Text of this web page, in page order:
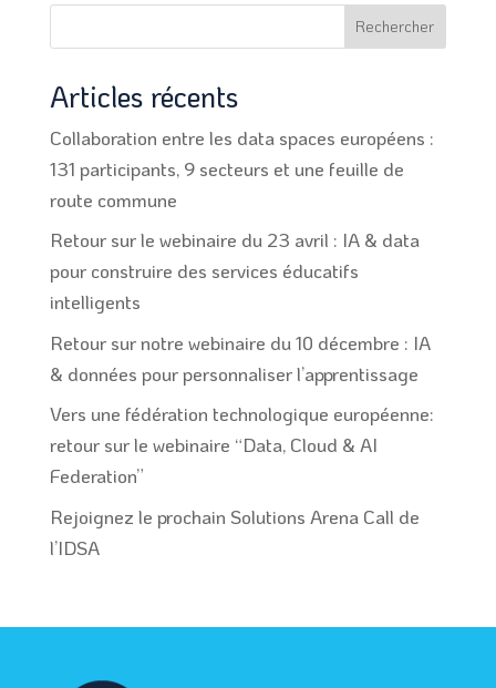
Rechercher
Articles récents
Collaboration entre les data spaces européens :
131 participants, 9 secteurs et une feuille de
route commune
Retour sur le webinaire du 23 avril : IA & data
pour construire des services éducatifs
intelligents
Retour sur notre webinaire du 10 décembre : IA
& données pour personnaliser l’apprentissage
Vers une fédération technologique européenne:
retour sur le webinaire “Data, Cloud & AI
Federation”
Rejoignez le prochain Solutions Arena Call de
l’IDSA